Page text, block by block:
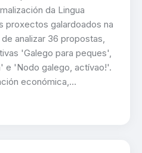
da Lingua
proxectos galardoados na
analizar 36 propostas,
'Galego para peques',
e 'Nodo galego, actívao!'.
económica,…